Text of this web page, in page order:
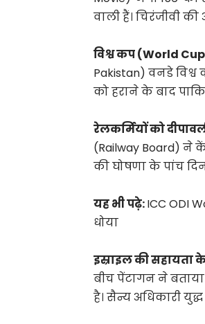
वाली हैं। चिरंजीवी
विश्व कप (World
Pakistan) वनडे विश्व
को हराने के बाद
रेलकर्मियों को
(Railway Board) ने
की घोषणा के पांच
यह भी पढ़े:ICC ODI
धोया
इस्राइल की
बीच पेंटागन ने
है। सैन्य अधिकारी